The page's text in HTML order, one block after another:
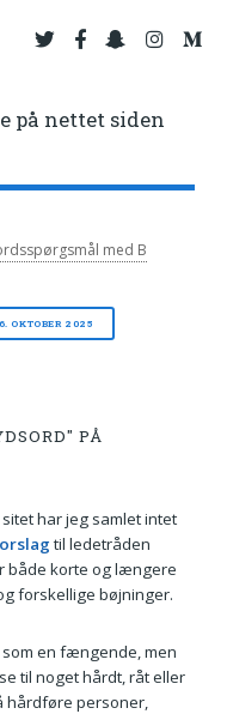
på nettet siden
med B
OKTOBER 2025
PÅ
har jeg samlet intet
til ledetråden
både korte og længere
forskellige bøjninger.
en fængende, men
til noget hårdt, råt eller
hårdføre personer,